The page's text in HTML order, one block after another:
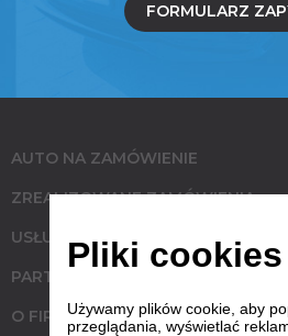
FORMULARZ
AUTO NA ZAMÓWIENIE
ZREALIZOWANE ZAMÓWIENIA
USŁUGI
PARTNERZY
O FIRMIE
Pliki cookies
Używamy plików cookie, aby
przeglądania, wyświetlać